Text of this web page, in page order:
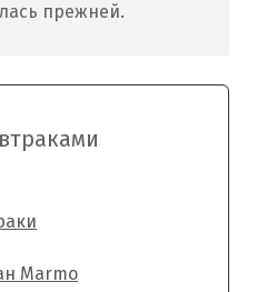
прежней.
Marmo